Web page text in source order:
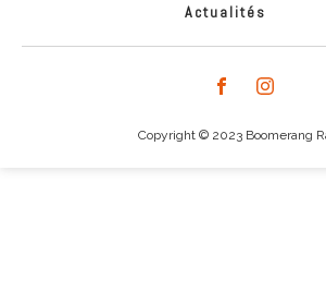
Actualités
Copyright © 2023 Boomerang